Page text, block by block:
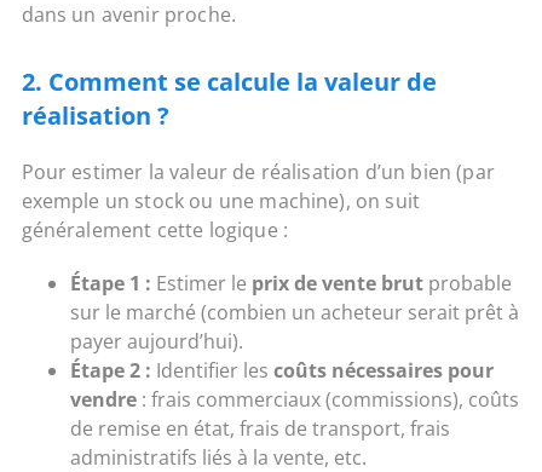
dans un avenir proche.
2. Comment se calcule la valeur de
réalisation ?
Pour estimer la valeur de réalisation d’un bien (par
exemple un stock ou une machine), on suit
généralement cette logique :
Étape 1 : Estimer le prix de vente brutprobable
sur le marché (combien un acheteur serait prêt à
payer aujourd’hui).
Étape 2 : Identifier les coûts nécessaires pour
vendre: frais commerciaux (commissions), coûts
de remise en état, frais de transport, frais
administratifs liés à la vente, etc.